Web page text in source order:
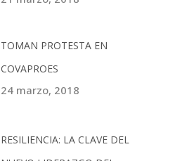
TOMAN PROTESTA EN
COVAPROES
24 marzo, 2018
RESILIENCIA: LA CLAVE DEL